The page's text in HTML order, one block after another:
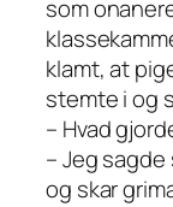
som
klamt, at
stemte i og
– Hvad
– Jeg
og skar